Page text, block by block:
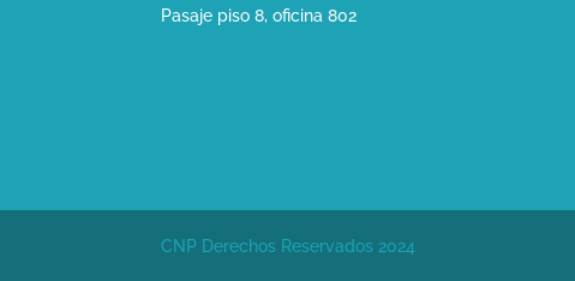
Pasaje piso 8, oficina 802
CNP Derechos Reservados 2024